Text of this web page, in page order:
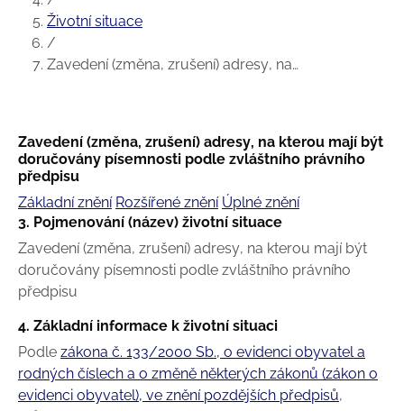
Životní situace
/
Zavedení (změna, zrušení) adresy, na…
Zavedení (změna, zrušení) adresy, na kterou mají být
doručovány písemnosti podle zvláštního právního
předpisu
Základní znění Rozšířené znění Úplné znění
3. Pojmenování (název) životní situace
Zavedení (změna, zrušení) adresy, na kterou mají být
doručovány písemnosti podle zvláštního právního
předpisu
4. Základní informace k životní situaci
Podle zákona č. 133/2000 Sb., o evidenci obyvatel a
rodných číslech a o změně některých zákonů (zákon o
evidenci obyvatel), ve znění pozdějších předpisů,